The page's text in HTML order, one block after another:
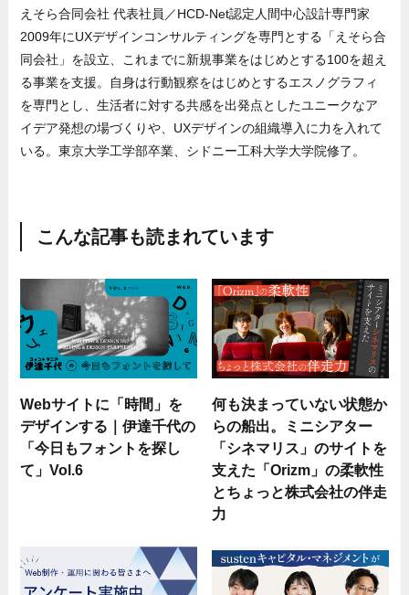
えそら合同会社 代表社員／HCD-Net認定人間中心設計専門家
2009年にUXデザインコンサルティングを専門とする「えそら合
同会社」を設立、これまでに新規事業をはじめとする100を超え
る事業を支援。自身は行動観察をはじめとするエスノグラフィ
を専門とし、生活者に対する共感を出発点としたユニークなア
イデア発想の場づくりや、UXデザインの組織導入に力を入れて
いる。東京大学工学部卒業、シドニー工科大学大学院修了。
こんな記事も読まれています
Webサイトに「時間」を
デザインする｜伊達千代の
「今日もフォントを探し
て」Vol.6
何も決まっていない状態か
らの船出。ミニシアター
「シネマリス」のサイトを
支えた「Orizm」の柔軟性
とちょっと株式会社の伴走
力